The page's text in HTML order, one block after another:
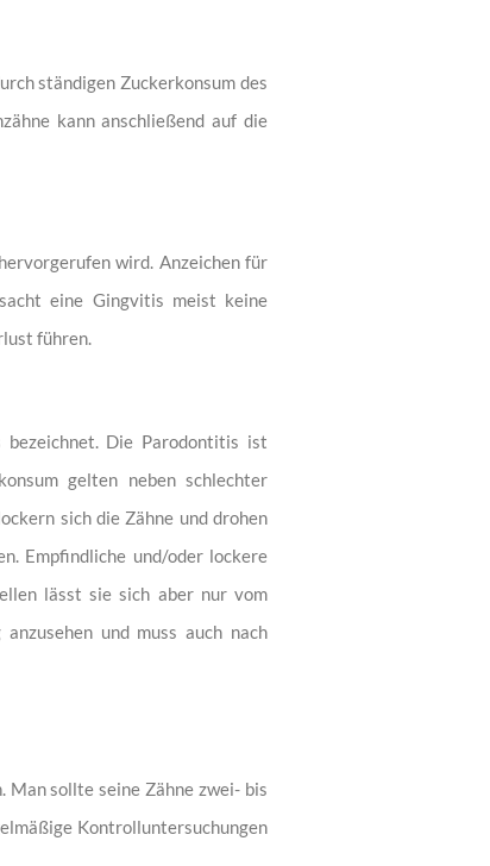
ständigen Zuckerkonsum des
kann anschließend auf die
wird. Anzeichen für
eine Gingvitis meist keine
führen.
Die Parodontitis ist
gelten neben schlechter
sich die Zähne und drohen
Empfindliche und/oder lockere
lässt sie sich aber nur vom
und muss auch nach
Man sollte seine Zähne zwei- bis
Kontrolluntersuchungen